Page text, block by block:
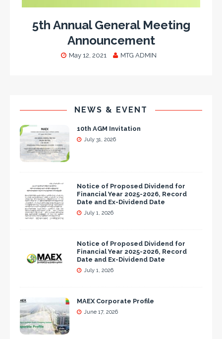
5th Annual General Meeting
Announcement
May 12, 2021 MTG ADMIN
NEWS & EVENT
10th AGM Invitation
July 31, 2026
Notice of Proposed Dividend for
Financial Year 2025-2026, Record
Date and Ex-Dividend Date
July 1, 2026
Notice of Proposed Dividend for
Financial Year 2025-2026, Record
Date and Ex-Dividend Date
July 1, 2026
MAEX Corporate Profile
June 17, 2026